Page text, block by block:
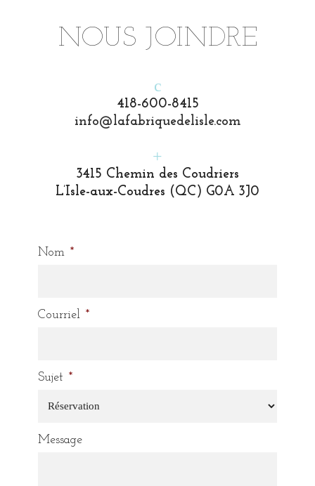
NOUS JOINDRE
418-600-8415
info@lafabriquedelisle.com
3415 Chemin des Coudriers
L’Isle-aux-Coudres (QC) G0A 3J0
Nom *
Courriel *
Sujet *
Message